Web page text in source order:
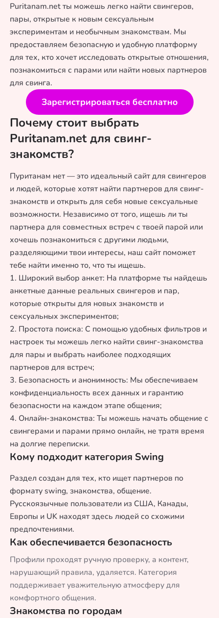
Puritanam.net ты можешь легко найти свингеров,
пары, открытые к новым сексуальным
экспериментам и необычным знакомствам. Мы
предоставляем безопасную и удобную платформу
для тех, кто хочет исследовать открытые отношения,
познакомиться с парами или найти новых партнеров
для свинга.
Зарегистрироваться бесплатно
Почему стоит выбрать
Puritanam.net для свинг-
знакомств?
Пуританам нет — это идеальный сайт для свингеров
и людей, которые хотят найти партнеров для свинг-
знакомств и открыть для себя новые сексуальные
возможности. Независимо от того, ищешь ли ты
партнера для совместных встреч с твоей парой или
хочешь познакомиться с другими людьми,
разделяющими твои интересы, наш сайт поможет
тебе найти именно то, что ты ищешь.
1. Широкий выбор анкет: На платформе ты найдешь
анкетные данные реальных свингеров и пар,
которые открыты для новых знакомств и
сексуальных экспериментов;
2. Простота поиска: С помощью удобных фильтров и
настроек ты можешь легко найти свинг-знакомства
для пары и выбрать наиболее подходящих
партнеров для встреч;
3. Безопасность и анонимность: Мы обеспечиваем
конфиденциальность всех данных и гарантию
безопасности на каждом этапе общения;
4. Онлайн-знакомства: Ты можешь начать общение с
свингерами и парами прямо онлайн, не тратя время
на долгие переписки.
Кому подходит категория Swing
Раздел создан для тех, кто ищет партнеров по
формату swing, знакомства, общение.
Русскоязычные пользователи из США, Канады,
Европы и UK находят здесь людей со схожими
предпочтениями.
Как обеспечивается безопасность
Профили проходят ручную проверку, а контент,
нарушающий правила, удаляется. Категория
поддерживает уважительную атмосферу для
комфортного общения.
Знакомства по городам